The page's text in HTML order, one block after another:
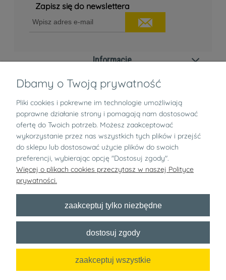
Zapisz się do newslettera
Informacje
Zwroty i reklamacje
O nas
pokaż pełną wersję strony
Bezpłatny newsletter
Chcę dostawać informacje handlowe o wyprzedażach, konkursach i
innych akcjach specjalnych od nazwa sklepu na podany adres e-mail!
Sklep internetowy Shoper.pl
Dbamy o Twoją prywatność
Pliki cookies i pokrewne im technologie umożliwiają
poprawne działanie strony i pomagają nam dostosować
ofertę do Twoich potrzeb. Możesz zaakceptować
wykorzystanie przez nas wszystkich tych plików i przejść
do sklepu lub dostosować użycie plików do swoich
preferencji, wybierając opcję "Dostosuj zgody".
Więcej o plikach cookies przeczytasz w naszej Polityce
prywatności.
zaakceptuj tylko niezbędne
dostosuj zgody
zaakceptuj wszystkie